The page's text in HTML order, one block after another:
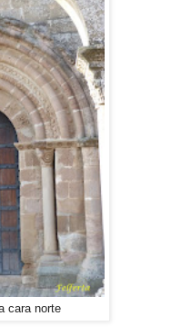
cara norte